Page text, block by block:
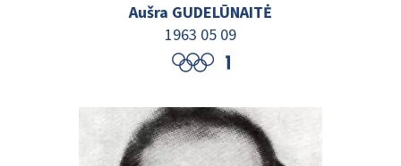
Aušra GUDELŪNAITĖ
1963 05 09